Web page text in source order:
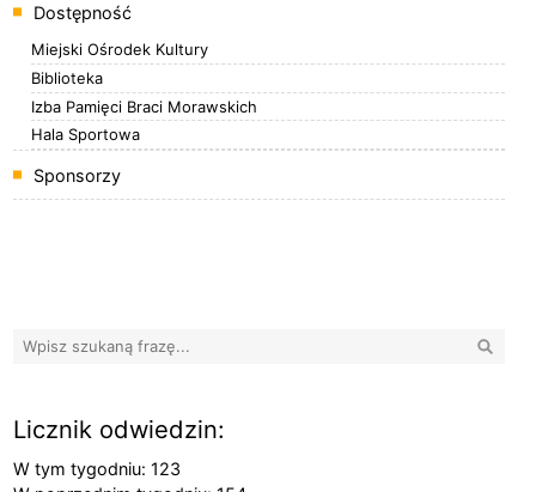
Dostępność
Miejski Ośrodek Kultury
Biblioteka
Izba Pamięci Braci Morawskich
Hala Sportowa
Sponsorzy
Licznik odwiedzin:
W tym tygodniu: 123